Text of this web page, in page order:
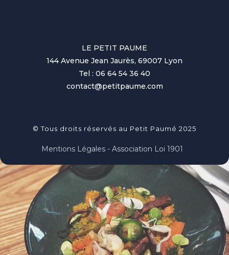
LE PETIT PAUME
144 Avenue Jean Jaurès, 69007 Lyon
Tel : 06 64 54 36 40
contact@petitpaume.com
© Tous droits réservés au Petit Paumé 2025
Mentions Légales - Association Loi 1901